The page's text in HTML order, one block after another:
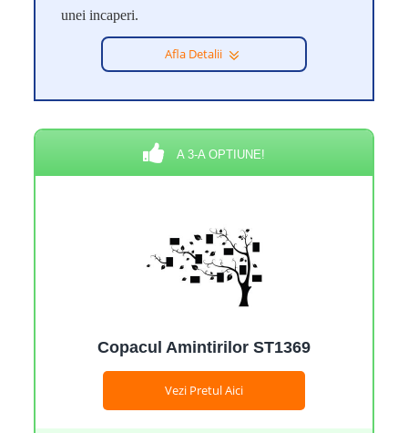
unei incaperi.
Afla Detalii
A 3-A OPTIUNE!
Copacul Amintirilor ST1369
Vezi Pretul Aici